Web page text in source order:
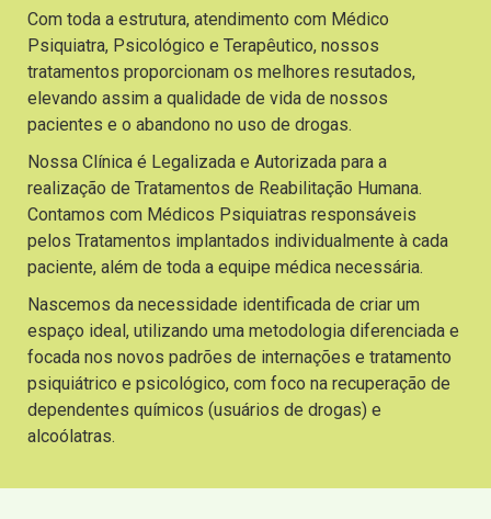
Com toda a estrutura, atendimento com Médico
Psiquiatra, Psicológico e Terapêutico, nossos
tratamentos proporcionam os melhores resutados,
elevando assim a qualidade de vida de nossos
pacientes e o abandono no uso de drogas.
Nossa Clínica é Legalizada e Autorizada para a
realização de Tratamentos de Reabilitação Humana.
Contamos com Médicos Psiquiatras responsáveis
pelos Tratamentos implantados individualmente à cada
paciente, além de toda a equipe médica necessária.
Nascemos da necessidade identificada de criar um
espaço ideal, utilizando uma metodologia diferenciada e
focada nos novos padrões de internações e tratamento
psiquiátrico e psicológico, com foco na recuperação de
dependentes químicos (usuários de drogas) e
alcoólatras.